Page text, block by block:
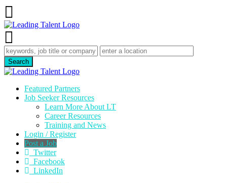
Featured Partners
Job Seeker Resources
Learn More About LT
Career Resources
Training and News
Login / Register
Post a Job
Twitter
Facebook
LinkedIn